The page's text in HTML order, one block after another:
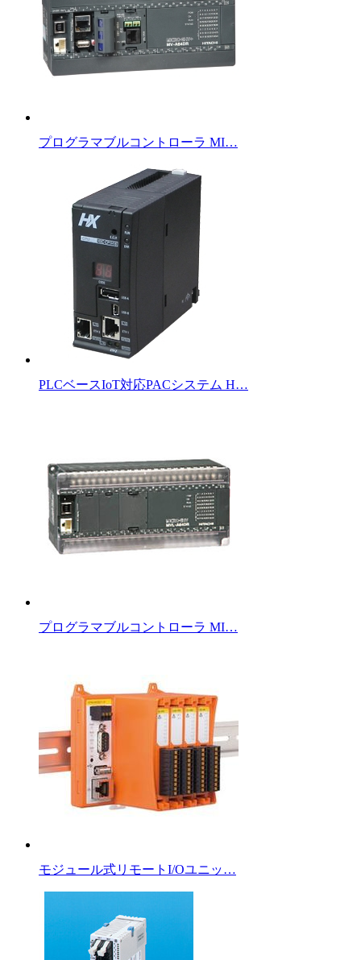
プログラマブルコントローラ MI…
PLCベースIoT対応PACシステム H…
プログラマブルコントローラ MI…
モジュール式リモートI/Oユニッ…